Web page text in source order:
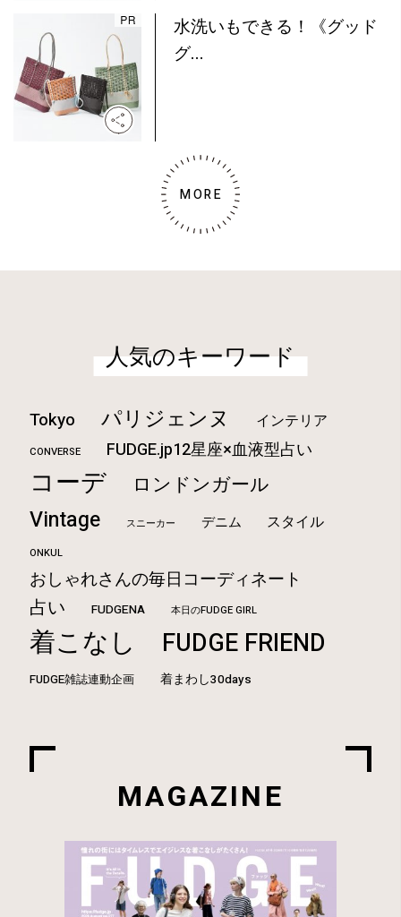
水洗いもできる！《グッド
グ...
MORE
人気のキーワード
Tokyo パリジェンヌ インテリア
CONVERSE FUDGE.jp12星座×血液型占い
コーデ ロンドンガール
Vintage スニーカー デニム スタイル
ONKUL
おしゃれさんの毎日コーディネート
占い FUDGENA 本日のFUDGE GIRL
着こなし FUDGE FRIEND
FUDGE雑誌連動企画 着まわし30days
MAGAZINE